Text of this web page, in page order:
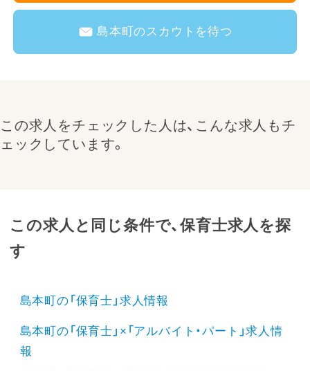
島本町のスカウトを待つ
この求人をチェックした人は、こんな求人もチ
ェックしています。
この求人と同じ条件で、保育士求人を探
す
島本町の「保育士」求人情報
島本町の「保育士」×「アルバイト・パート」求人情
報